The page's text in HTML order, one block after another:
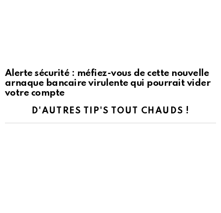
Alerte sécurité : méfiez-vous de cette nouvelle
arnaque bancaire virulente qui pourrait vider
votre compte
D'AUTRES TIP'S TOUT CHAUDS !